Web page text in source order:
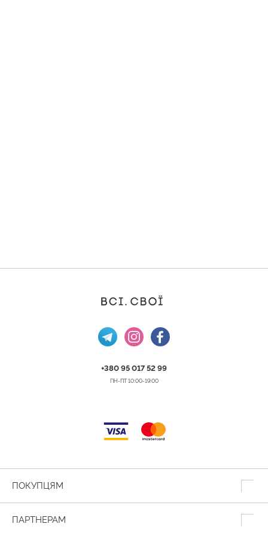
+380 95 017 52 99
ПН-ПТ 10:00-19:00
ПОКУПЦЯМ
ПАРТНЕРАМ